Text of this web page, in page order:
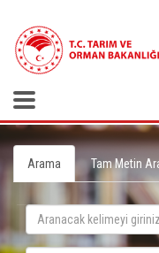
Arama Tam Metin